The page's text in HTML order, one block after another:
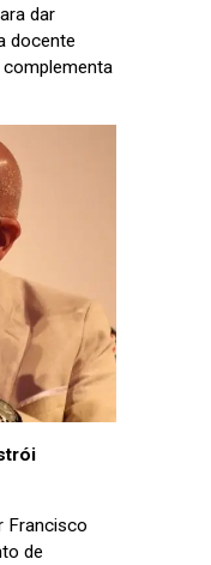
dar
docente
complementa
Francisco
de